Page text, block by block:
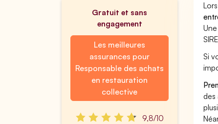
Gratuit et sans
engagement
Les meilleures
assurances pour
Responsable des achats
en restauration
collective
9,8/10
Si
des